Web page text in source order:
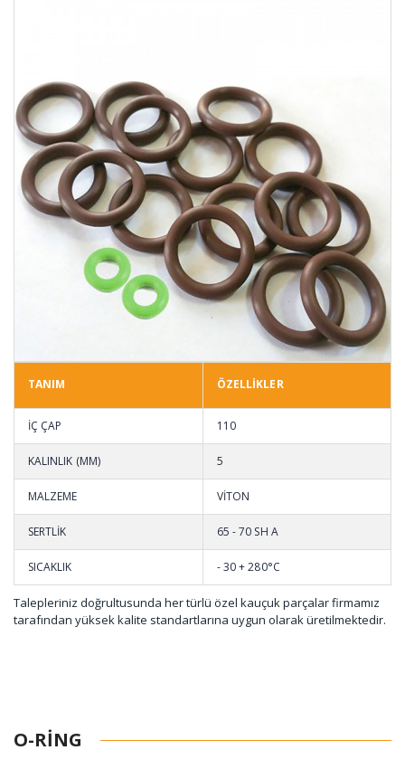
TANIM ÖZELLİKLER
İÇ ÇAP 110
KALINLIK (MM) 5
MALZEME VİTON
SERTLİK 65 - 70 SH A
SICAKLIK - 30 + 280°C
Talepleriniz doğrultusunda her türlü özel kauçuk parçalar firmamız
tarafından yüksek kalite standartlarına uygun olarak üretilmektedir.
O-RING